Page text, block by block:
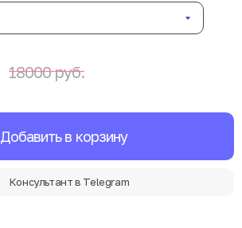
18000 руб.
Добавить в корзину
Консультант в Telegram